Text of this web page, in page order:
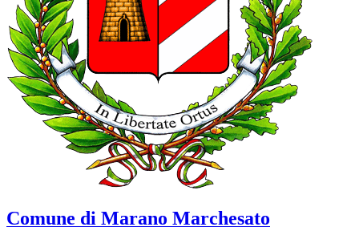
Comune di Marano Marchesato